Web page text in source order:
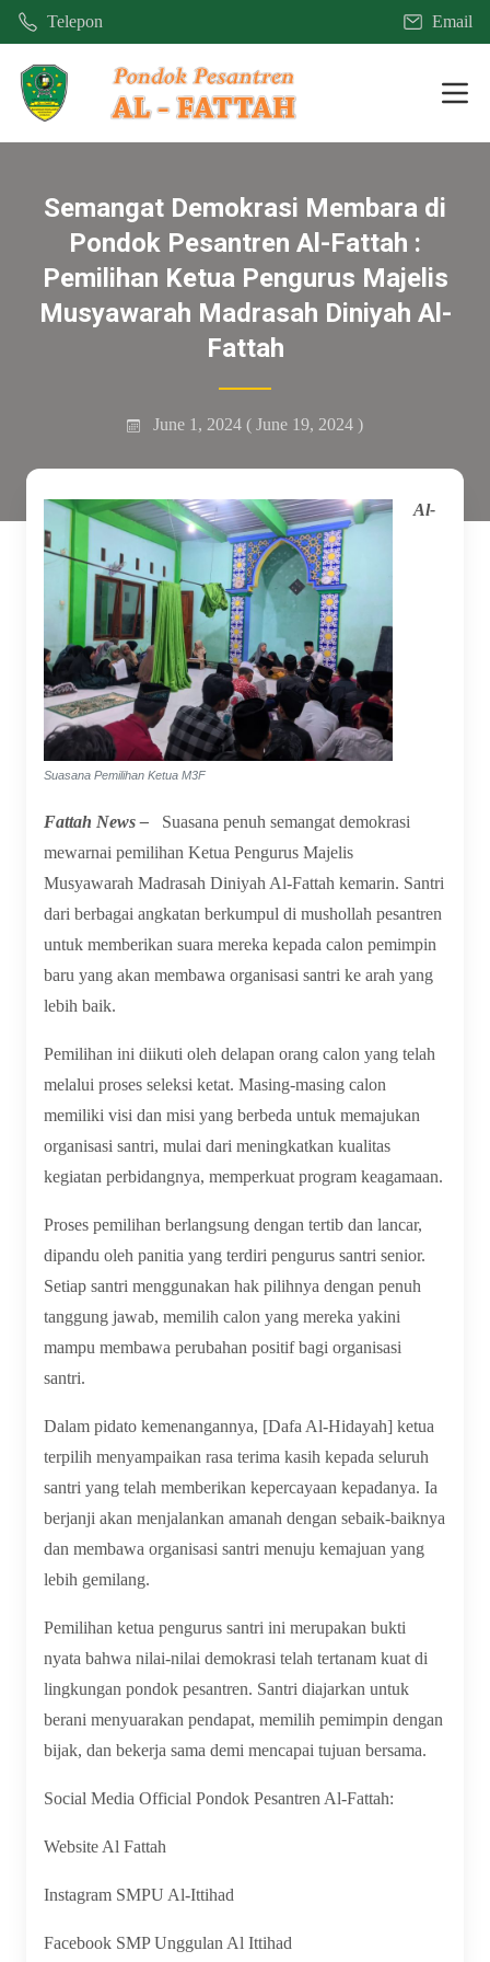
Telepon Email
Semangat Demokrasi Membara di
Pondok Pesantren Al-Fattah :
Pemilihan Ketua Pengurus Majelis
Musyawarah Madrasah Diniyah Al-
Fattah
June 1, 2024 ( June 19, 2024 )
Suasana Pemilihan Ketua M3F
Al-
Fattah News – Suasana penuh semangat demokrasi
mewarnai pemilihan Ketua Pengurus Majelis
Musyawarah Madrasah Diniyah Al-Fattah kemarin. Santri
dari berbagai angkatan berkumpul di mushollah pesantren
untuk memberikan suara mereka kepada calon pemimpin
baru yang akan membawa organisasi santri ke arah yang
lebih baik.
Pemilihan ini diikuti oleh delapan orang calon yang telah
melalui proses seleksi ketat. Masing-masing calon
memiliki visi dan misi yang berbeda untuk memajukan
organisasi santri, mulai dari meningkatkan kualitas
kegiatan perbidangnya, memperkuat program keagamaan.
Proses pemilihan berlangsung dengan tertib dan lancar,
dipandu oleh panitia yang terdiri pengurus santri senior.
Setiap santri menggunakan hak pilihnya dengan penuh
tanggung jawab, memilih calon yang mereka yakini
mampu membawa perubahan positif bagi organisasi
santri.
Dalam pidato kemenangannya, [Dafa Al-Hidayah] ketua
terpilih menyampaikan rasa terima kasih kepada seluruh
santri yang telah memberikan kepercayaan kepadanya. Ia
berjanji akan menjalankan amanah dengan sebaik-baiknya
dan membawa organisasi santri menuju kemajuan yang
lebih gemilang.
Pemilihan ketua pengurus santri ini merupakan bukti
nyata bahwa nilai-nilai demokrasi telah tertanam kuat di
lingkungan pondok pesantren. Santri diajarkan untuk
berani menyuarakan pendapat, memilih pemimpin dengan
bijak, dan bekerja sama demi mencapai tujuan bersama.
Social Media Official Pondok Pesantren Al-Fattah:
Website Al Fattah
Instagram SMPU Al-Ittihad
Facebook SMP Unggulan Al Ittihad